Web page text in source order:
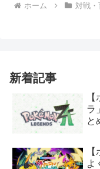
ホーム 対戦・
新着記事
ラ
と
よ